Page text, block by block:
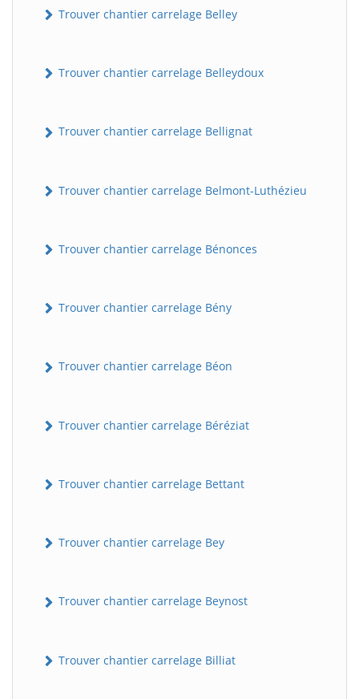
Trouver chantier carrelage Belley
Trouver chantier carrelage Belleydoux
Trouver chantier carrelage Bellignat
Trouver chantier carrelage Belmont-Luthézieu
Trouver chantier carrelage Bénonces
Trouver chantier carrelage Bény
Trouver chantier carrelage Béon
Trouver chantier carrelage Béréziat
Trouver chantier carrelage Bettant
Trouver chantier carrelage Bey
Trouver chantier carrelage Beynost
Trouver chantier carrelage Billiat